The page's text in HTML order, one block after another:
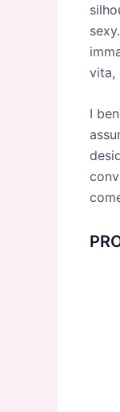
vita,
I